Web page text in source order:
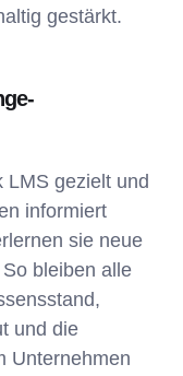
gestärkt.
LMS gezielt und
informiert
sie neue
bleiben alle
und die
Unternehmen